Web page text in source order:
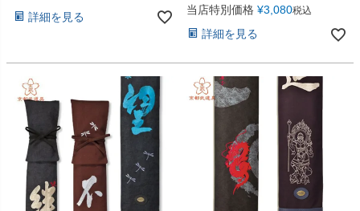
詳細を見る
当店特別価格 ¥3,080税込
詳細を見る